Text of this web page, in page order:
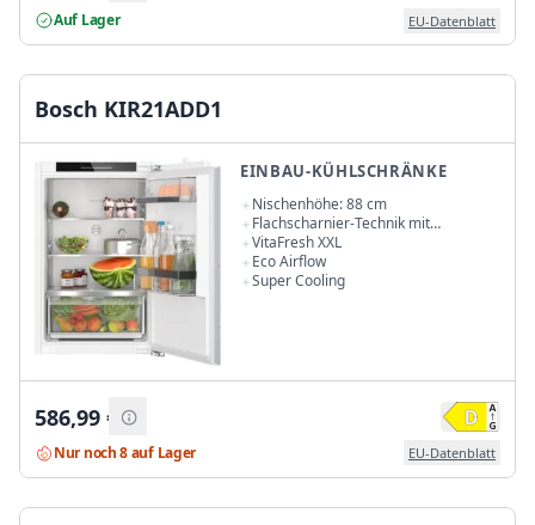
Auf Lager EU-Datenblatt
Bosch KIR21ADD1
EINBAU-KÜHLSCHRÄNKE
Nischenhöhe: 88 cm
Flachscharnier-Technik mit
Softeinzug
VitaFresh XXL
Eco Airflow
Super Cooling
586,99 €
Nur noch 8 auf Lager EU-Datenblatt